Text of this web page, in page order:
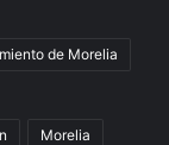
de Morelia
Morelia